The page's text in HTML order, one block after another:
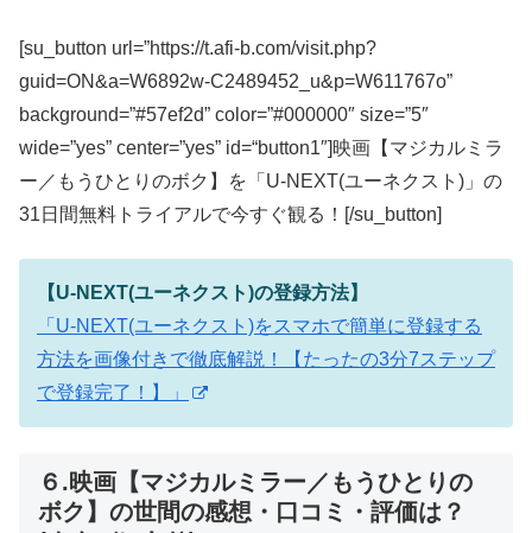
[su_button url=”https://t.afi-b.com/visit.php?
guid=ON&a=W6892w-C2489452_u&p=W611767o”
background=”#57ef2d” color=”#000000″ size=”5″
wide=”yes” center=”yes” id=“button1″]映画【マジカルミラ
ー／もうひとりのボク】を「U-NEXT(ユーネクスト)」の
31日間無料トライアルで今すぐ観る！[/su_button]
【U-NEXT(ユーネクスト)の登録方法】
「U-NEXT(ユーネクスト)をスマホで簡単に登録する
方法を画像付きで徹底解説！【たったの3分7ステップ
で登録完了！】」
６.映画【マジカルミラー／もうひとりの
ボク】の世間の感想・口コミ・評価は？